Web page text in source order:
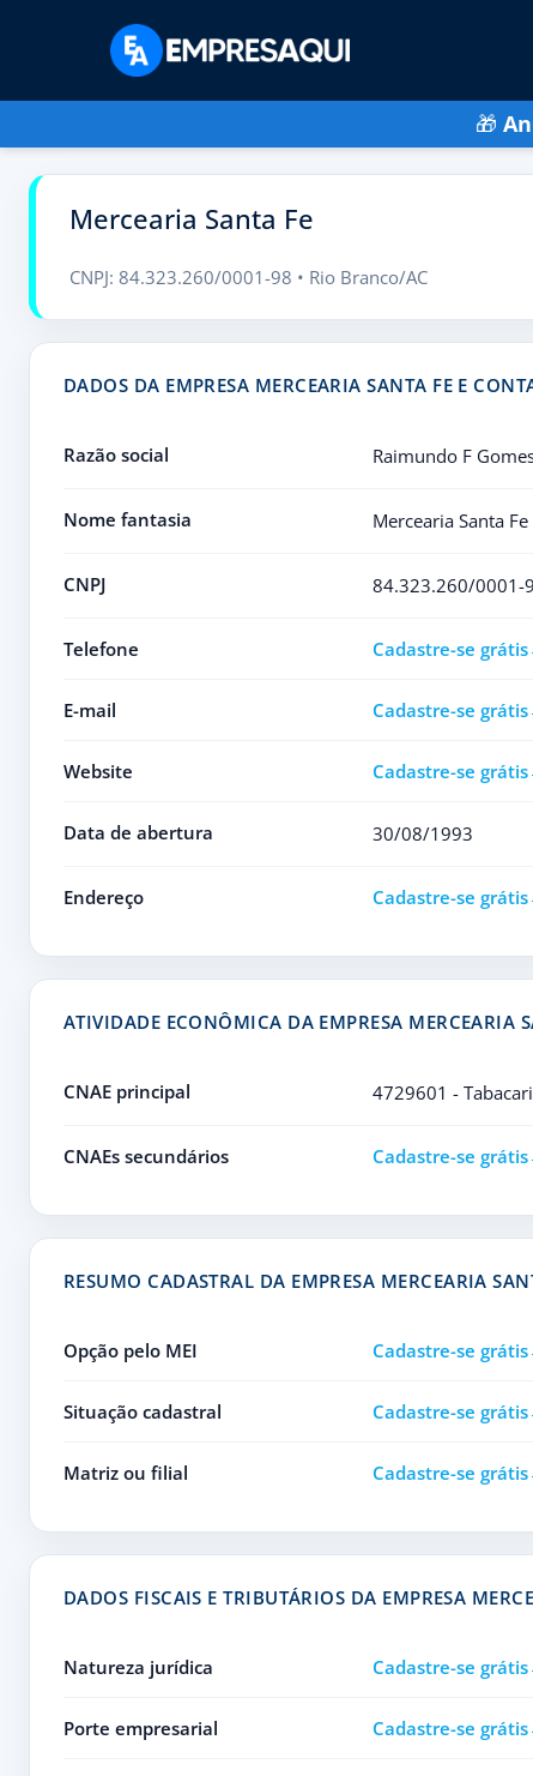
🎁
Mercearia Santa Fe
CNPJ: 84.323.260/0001-98 • Rio Branco/AC
DADOS DA EMPRESA MERCEARIA SANTA FE E
Razão social Raimundo F
Nome fantasia Mercearia Santa Fe
CNPJ 84.323.260/0001-
Telefone Cadastre-se grátis
E-mail Cadastre-se grátis
Website Cadastre-se grátis
Data de abertura 30/08/1993
Endereço Cadastre-se grátis
ATIVIDADE ECONÔMICA DA EMPRESA MERCEARIA
CNAE principal 4729601 -
CNAEs secundários Cadastre-se grátis
RESUMO CADASTRAL DA EMPRESA MERCEARIA
Opção pelo MEI Cadastre-se grátis
Situação cadastral Cadastre-se grátis
Matriz ou filial Cadastre-se grátis
DADOS FISCAIS E TRIBUTÁRIOS DA EMPRESA
Natureza jurídica Cadastre-se grátis
Porte empresarial Cadastre-se grátis